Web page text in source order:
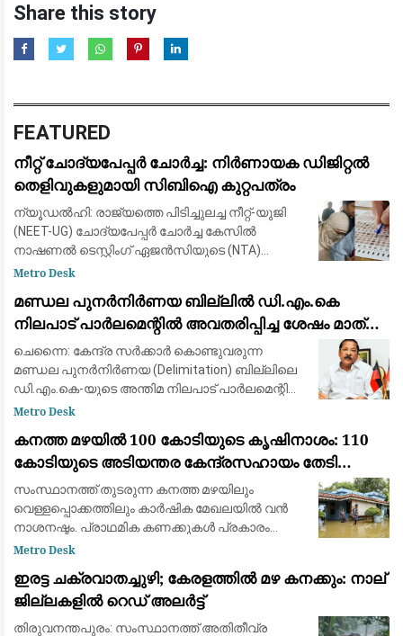
Share this story
FEATURED
നീറ്റ് ചോദ്യപേപ്പർ ചോർച്ച: നിർണായക ഡിജിറ്റൽ
തെളിവുകളുമായി സിബിഐ കുറ്റപത്രം
ന്യൂഡൽഹി: രാജ്യത്തെ പിടിച്ചുലച്ച നീറ്റ്-യുജി
(NEET-UG) ചോദ്യപേപ്പർ ചോർച്ച കേസിൽ
നാഷണൽ ടെസ്റ്റിംഗ് ഏജൻസിയുടെ (NTA)
വിഷയാധിഷ്ഠിത വിദഗ്ദ്ധരും ഏജന്റന്മാരും ഉൾപ്പെട്ട
സിബിഐ.
Metro Desk
മണ്ഡല പുനർനിർണയ ബില്ലിൽ ഡി.എം.കെ
നിലപാട് പാർലമെന്റിൽ അവതരിപ്പിച്ച ശേഷം മാത്രം:
ആർ.എസ്. ഭാരതി
ചെന്നൈ: കേന്ദ്ര സർക്കാർ കൊണ്ടുവരുന്ന
മണ്ഡല പുനർനിർണയ (Delimitation) ബില്ലിലെ
ഡി.എം.കെ-യുടെ അന്തിമ നിലപാട് പാർലമെന്റിൽ
ബിൽ ഔദ്യോഗികമായി അവതരിപ്പിച്ച ശേഷം
സെക്രട്ടറിയു
Metro Desk
കനത്ത മഴയിൽ 100 കോടിയുടെ കൃഷിനാശം: 110
കോടിയുടെ അടിയന്തര കേന്ദ്രസഹായം തേടി
കേരളം
സംസ്ഥാനത്ത് തുടരുന്ന കനത്ത മഴയിലും
വെള്ളപ്പൊക്കത്തിലും കാർഷിക മേഖലയിൽ വൻ
നാശനഷ്ടം. പ്രാഥമിക കണക്കുകൾ പ്രകാരം
സംസ്ഥാനത്ത് ഇതുവരെ 99.29 കോടി രൂപയുടെ
കൃഷിമന്ത്രി
Metro Desk
ഇരട്ട ചക്രവാതച്ചുഴി; കേരളത്തിൽ മഴ കനക്കും: നാല്
ജില്ലകളിൽ റെഡ് അലർട്ട്
തിരുവനന്തപുരം: സംസ്ഥാനത്ത് അതിതീവ്ര